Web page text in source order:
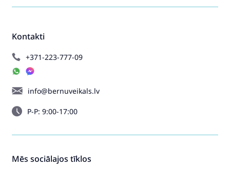
Kontakti
+371-223-777-09
info@bernuveikals.lv
P-P: 9:00-17:00
Mēs sociālajos tīklos